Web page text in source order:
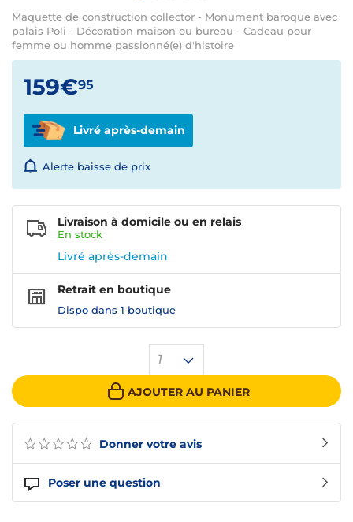
Maquette de construction collector - Monument baroque avec
palais Poli - Décoration maison ou bureau - Cadeau pour
femme ou homme passionné(e) d'histoire
Donner votre avis
Poser une question
159€95
Livré après-demain
Alerte baisse de prix
1
AJOUTER AU PANIER
Livraison à domicile ou en relais
En stock
Livré après-demain
Retrait en boutique
Dispo dans 1 boutique